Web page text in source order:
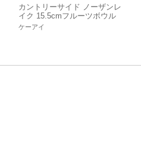
カントリーサイド ノーザンレ
イク 15.5cmフルーツボウル
ケーアイ